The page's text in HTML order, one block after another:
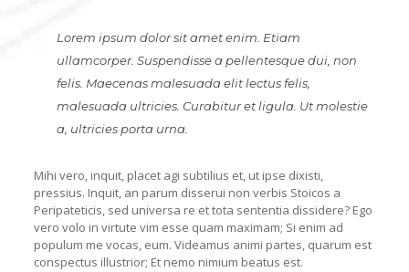
Lorem ipsum dolor sit amet enim. Etiam
ullamcorper. Suspendisse a pellentesque dui, non
felis. Maecenas malesuada elit lectus felis,
malesuada ultricies. Curabitur et ligula. Ut molestie
a, ultricies porta urna.
Mihi vero, inquit, placet agi subtilius et, ut ipse dixisti,
pressius. Inquit, an parum disserui non verbis Stoicos a
Peripateticis, sed universa re et tota sententia dissidere? Ego
vero volo in virtute vim esse quam maximam; Si enim ad
populum me vocas, eum. Videamus animi partes, quarum est
conspectus illustrior; Et nemo nimium beatus est.